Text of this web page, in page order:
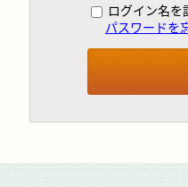
ログイン名を
パスワードを